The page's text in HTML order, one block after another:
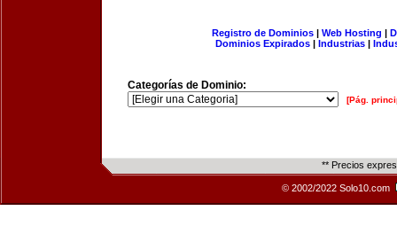
Registro de Dominios| Web Hosting |
Dominios Expirados | Industrias |
Categorías de Dominio:
[Pág.
** Precios
© 2002/2022 Solo10.com